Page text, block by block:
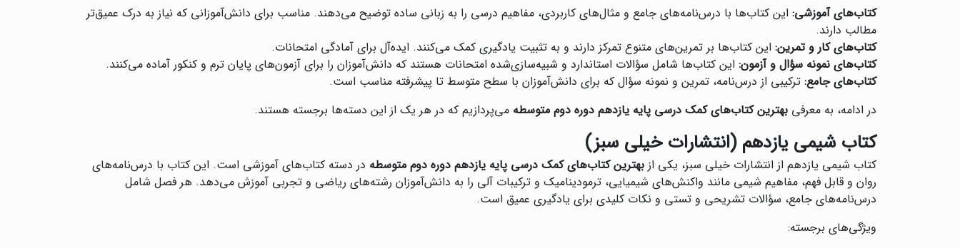
کتاب‌های آموزشی: این کتاب‌ها با درس‌نامه‌های جامع و مثال‌های کاربردی، مفاهیم درسی را به زبانی ساده توضیح می‌دهند. مناسب برای دانش‌آموزانی که نیاز به درک عمیق‌تر
مطالب دارند.
کتاب‌های کار و تمرین: این کتاب‌ها بر تمرین‌های متنوع تمرکز دارند و به تثبیت یادگیری کمک می‌کنند. ایده‌آل برای آمادگی امتحانات.
کتاب‌های نمونه سؤال و آزمون: این کتاب‌ها شامل سؤالات استاندارد و شبیه‌سازی‌شده امتحانات هستند که دانش‌آموزان را برای آزمون‌های پایان ترم و کنکور آماده می‌کنند.
کتاب‌های جامع: ترکیبی از درس‌نامه، تمرین و نمونه سؤال که برای دانش‌آموزان با سطح متوسط تا پیشرفته مناسب است.
در ادامه، به معرفی بهترین کتاب‌های کمک درسی پایه یازدهم دوره دوم متوسطه می‌پردازیم که در هر یک از این دسته‌ها برجسته هستند.
کتاب شیمی یازدهم (انتشارات خیلی سبز)
کتاب شیمی یازدهم از انتشارات خیلی سبز، یکی از بهترین کتاب‌های کمک درسی پایه یازدهم دوره دوم متوسطه در دسته کتاب‌های آموزشی است. این کتاب با درس‌نامه‌های
روان و قابل فهم، مفاهیم شیمی مانند واکنش‌های شیمیایی، ترمودینامیک و ترکیبات آلی را به دانش‌آموزان رشته‌های ریاضی و تجربی آموزش می‌دهد. هر فصل شامل
درس‌نامه‌های جامع، سؤالات تشریحی و تستی و نکات کلیدی برای یادگیری عمیق است.
ویژگی‌های برجسته: